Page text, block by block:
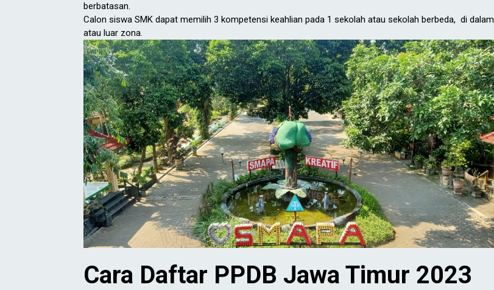
berbatasan.
Calon siswa SMK dapat memilih 3 kompetensi keahlian pada 1 sekolah atau sekolah berbeda, di dalam
atau luar zona.
Cara Daftar PPDB Jawa Timur 2023